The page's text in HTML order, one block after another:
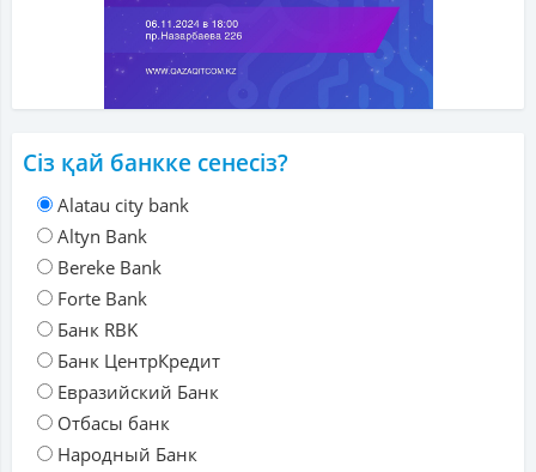
Сіз қай банкке сенесіз?
Alatau city bank
Altyn Bank
Bereke Bank
Forte Bank
Банк RBK
Банк ЦентрКредит
Евразийский Банк
Отбасы банк
Народный Банк